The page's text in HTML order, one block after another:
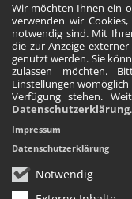
Wir möchten Ihnen ein
verwenden wir
notwendig sind. Mit
die zur Anzeige
genutzt werden. Sie
zulassen möchten.
Einstellungen
Verfügung stehen.
Datenschutzerklärung.
Notwendig
Impressum
Datenschutzerklärung